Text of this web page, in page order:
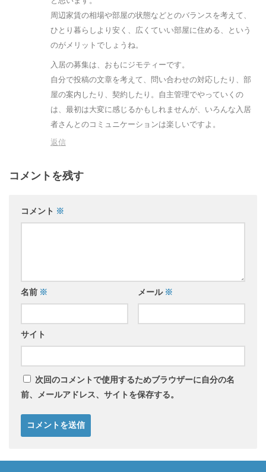
周辺家賃の相場や部屋の状態などとのバランスを考えて、
ひとり暮らしより安く、広くていい部屋に住める、という
のがメリットでしょうね。
入居の募集は、おもにジモティーです。
自分で投稿の文章を考えて、問い合わせの対応したり、部
屋の案内したり、契約したり。自主管理でやっていくの
は、最初は大変に感じるかもしれませんが、いろんな入居
者さんとのコミュニケーションは楽しいですよ。
返信
コメントを残す
コメント ※
名前 ※ メール ※
サイト
次回のコメントで使用するためブラウザーに自分の名
前、メールアドレス、サイトを保存する。